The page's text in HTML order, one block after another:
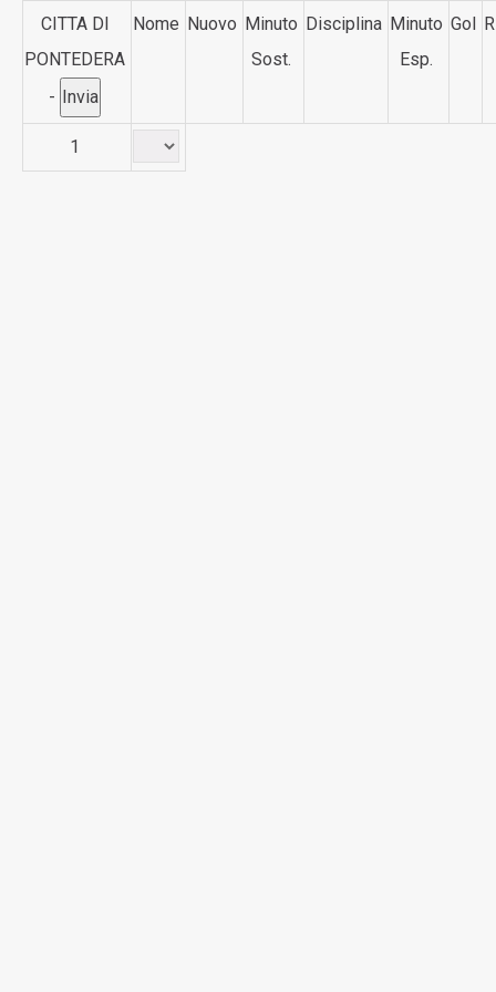
CITTA DI
PONTEDERA
-
Nome Nuovo Minuto
Sost.
Disciplina Minuto
Esp.
Gol
1